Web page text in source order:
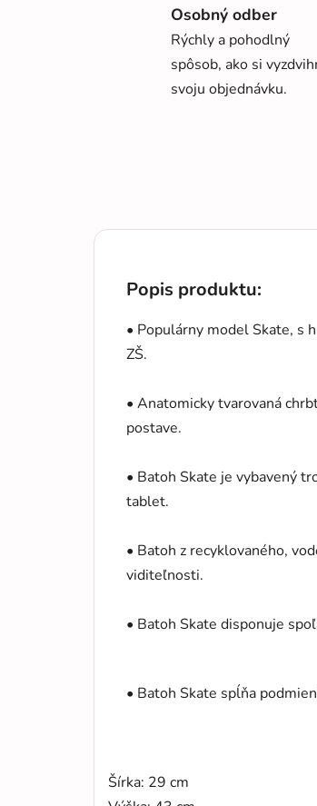
Osobný odber
Rýchly a pohodlný
spôsob, ako si
svoju objednávku.
Popis produktu:
• Populárny model Skate, s
ZŠ.
• Anatomicky tvarovaná
postave.
• Batoh Skate je vybavený
tablet.
• Batoh z recyklovaného,
viditeľnosti.
• Batoh Skate disponuje
• Batoh Skate spĺňa
Šírka: 29 cm